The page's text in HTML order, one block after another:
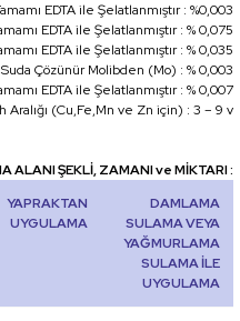
EDTA ile Şelatlanmıştır : %0,003
EDTA ile Şelatlanmıştır : % 0,075
EDTA ile Şelatlanmıştır : % 0,035
Suda Çözünür Molibden (Mo) : % 0,003
EDTA ile Şelatlanmıştır : % 0,007
Aralığı (Cu,Fe,Mn ve Zn için) : 3 – 9 v
ALANI ŞEKLİ, ZAMANI ve MİKTARI :
YAPRAKTAN
UYGULAMA
DAMLAMA
SULAMA VEYA
YAĞMURLAMA
SULAMA İLE
UYGULAMA